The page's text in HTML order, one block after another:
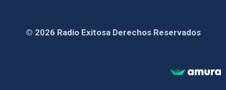
© 2026 Radio Exitosa Derechos Reservados